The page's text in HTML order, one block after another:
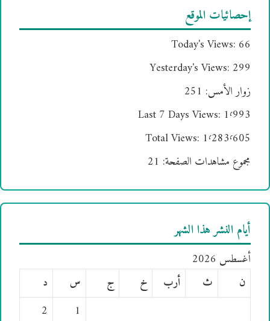
إحصائيات الموقع
Today's Views: 66
Yesterday's Views: 299
زوار الأمس: 251
Last 7 Days Views: 1٬993
Total Views: 1٬283٬605
مجموع مشاهدات الصفحة: 21
أيام النشر هذا الشهر
أغسطس 2026
ن
ث أرب خ ج س
د
1
2